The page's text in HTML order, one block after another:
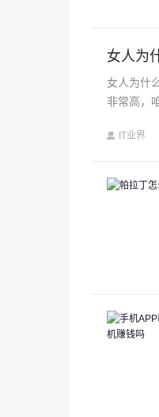
女人为
女人为什
非常高，
IT业界